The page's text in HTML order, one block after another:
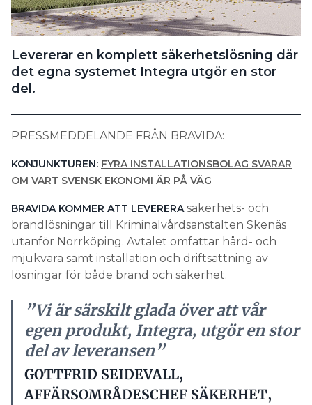
Levererar en komplett säkerhetslösning där
det egna systemet Integra utgör en stor
del.
PRESSMEDDELANDE FRÅN BRAVIDA:
KONJUNKTUREN: FYRA INSTALLATIONSBOLAG SVARAR
OM VART SVENSK EKONOMI ÄR PÅ VÄG
BRAVIDA KOMMER ATT LEVERERA säkerhets- och
brandlösningar till Kriminalvårdsanstalten Skenäs
utanför Norrköping. Avtalet omfattar hård- och
mjukvara samt installation och driftsättning av
lösningar för både brand och säkerhet.
”Vi är särskilt glada över att vår
egen produkt, Integra, utgör en stor
del av leveransen”
GOTTFRID SEIDEVALL,
AFFÄRSOMRÅDESCHEF SÄKERHET,